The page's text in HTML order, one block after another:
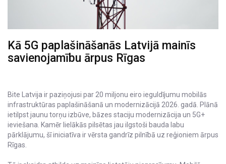
Kā 5G paplašināšanās Latvijā mainīs
savienojamību ārpus Rīgas
Bite Latvija ir paziņojusi par 20 miljonu eiro ieguldījumu mobilās
infrastruktūras paplašināšanā un modernizācijā 2026. gadā. Plānā
ietilpst jaunu torņu izbūve, bāzes staciju modernizācija un 5G+
ieviešana. Kamēr lielākās pilsētas jau ilgstoši bauda labu
pārklājumu, šī iniciatīva ir vērsta gandrīz pilnībā uz reģioniem ārpus
Rīgas.